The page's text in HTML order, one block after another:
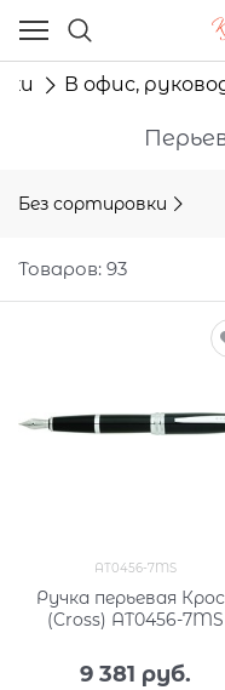
В офис,
Без сортировки
Товаров: 93
AT0456-7MS
Ручка перьевая
(Cross) AT0456-7MS
9 381 руб.
Ваш город - Москва,
угадали?
ДА НЕТ